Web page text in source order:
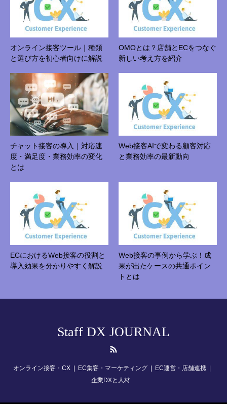
オンライン接客ツール｜種類
と選び方を初心者向けに解説
OMOとは？店舗とECをつなぐ
新しい考え方を紹介
チャット接客の導入｜対応速
度・満足度・業務効率の変化
とは
Web接客AIで変わる顧客対応
と業務効率の最新動向
ECにおけるWeb接客の役割と
導入効果を分かりやすく解説
Web接客の事例から学ぶ！成
果が出たケースの共通ポイン
トとは
Staff DX JOURNAL
オンライン接客・CX EC集客・マーケティング
EC運営・店舗連携
企業DXと人材